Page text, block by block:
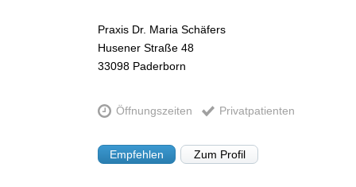
Praxis Dr. Maria Schäfers
Husener Straße 48
33098 Paderborn
Öffnungszeiten Privatpatienten
Empfehlen Zum Profil